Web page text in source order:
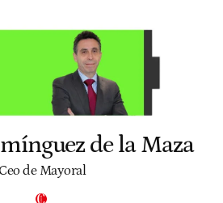
de la Maza
Ceo de Mayoral